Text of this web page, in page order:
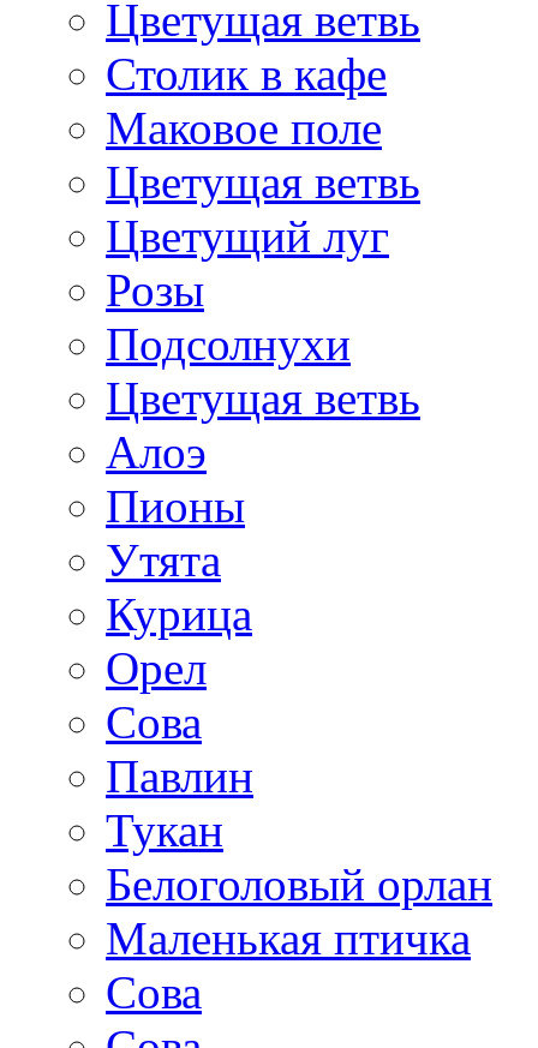
Цветущая ветвь
Столик в кафе
Маковое поле
Цветущая ветвь
Цветущий луг
Розы
Подсолнухи
Цветущая ветвь
Алоэ
Пионы
Утята
Курица
Орел
Сова
Павлин
Тукан
Белоголовый орлан
Маленькая птичка
Сова